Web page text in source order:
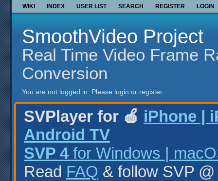
WIKI INDEX USER LIST SEARCH REGISTER LOGIN
SmoothVideo Project
Real Time Video Frame
Conversion
You are not logged in. Please login or register.
SVPlayer for 🍎 iPhone |
Android TV
SVP 4 for Windows |
Read FAQ & follow SVP